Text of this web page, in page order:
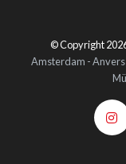
© Copyright
Amsterdam -